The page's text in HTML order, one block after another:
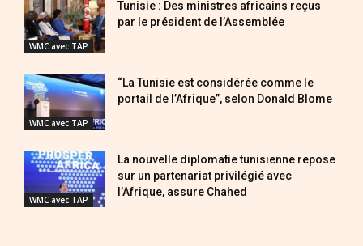
WMC avec TAP
Tunisie : Des ministres africains reçus
par le président de l’Assemblée
WMC avec TAP
“La Tunisie est considérée comme le
portail de l’Afrique”, selon Donald Blome
WMC avec TAP
La nouvelle diplomatie tunisienne repose
sur un partenariat privilégié avec
l’Afrique, assure Chahed